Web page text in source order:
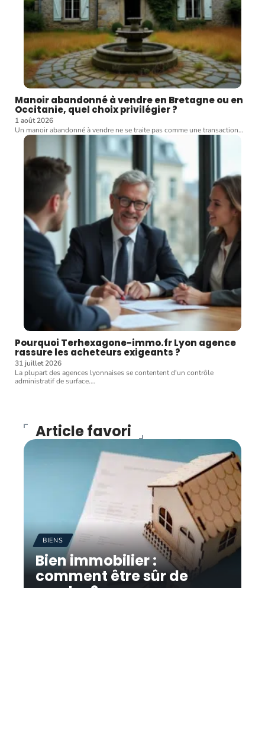
Manoir abandonné à vendre en Bretagne ou en
Occitanie, quel choix privilégier ?
1 août 2026
Un manoir abandonné à vendre ne se traite pas comme une transaction…
Pourquoi Terhexagone-immo.fr Lyon agence
rassure les acheteurs exigeants ?
31 juillet 2026
La plupart des agences lyonnaises se contentent d'un contrôle
administratif de surface.…
Article favori
BIENS
Bien immobilier :
comment être sûr de
vendre ?